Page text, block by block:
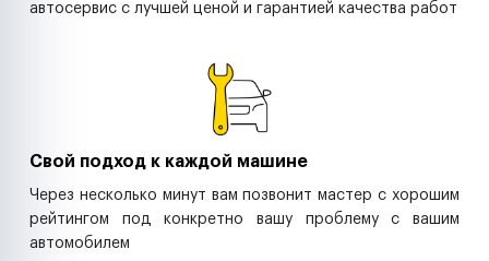
автосервис с лучшей ценой и гарантией качества работ
Свой подход к каждой машине
Через несколько минут вам позвонит мастер с хорошим
рейтингом под конкретно вашу проблему с вашим
автомобилем